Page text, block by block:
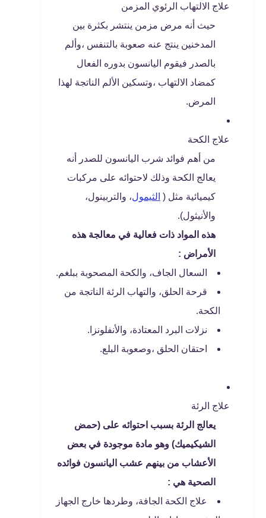
علاج الالتهاب الرئوي المزمن
حيث أنه مرض مزمن ينتشر بكثرة بين
المدخنين ينتج عنه صعوبة بالتنفس ،وألم
بالصدر فيقوم اليانسون بدوره الفعال
كمضاد الالتهاب ،وتسكين الألم الناتجة لهذا
المرض.
علاج الكحة
من أهم فوائد شرب اليانسون للصدر أنه
يعالج الكحة وذلك لاحتوائه على مركبات
كيميائية مثل ( الثيمول، والتربينول،
والأنيثول).
هذه المواد ذات فعالية في معالجة هذه
الأمراض :
السعال الجاف، والكحة المصحوبة ببلغم.
قرحة الحلق، والتهاب الرئة الناتجة من
الكحة.
نزلات البرد المعتادة، والأنفلونزا.
احتقان الحلق ،وصعوبة البلع.
علاج الرئة
يعالج الرئة بسبب احتوائه على (حمض
الشيكيميك) وهو مادة موجودة في بعض
الأعشاب من بينهم عشب اليانسون فوائده
الصحية هي :
علاج الكحة الجافة، وطردها خارج الجهاز